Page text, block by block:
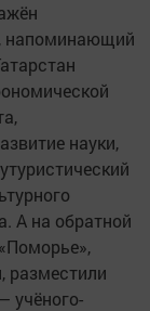
напоминающий
науки,
А на обратной
разместили
учёного-